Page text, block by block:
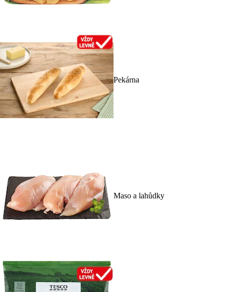
Pekárna
Maso a lahůdky